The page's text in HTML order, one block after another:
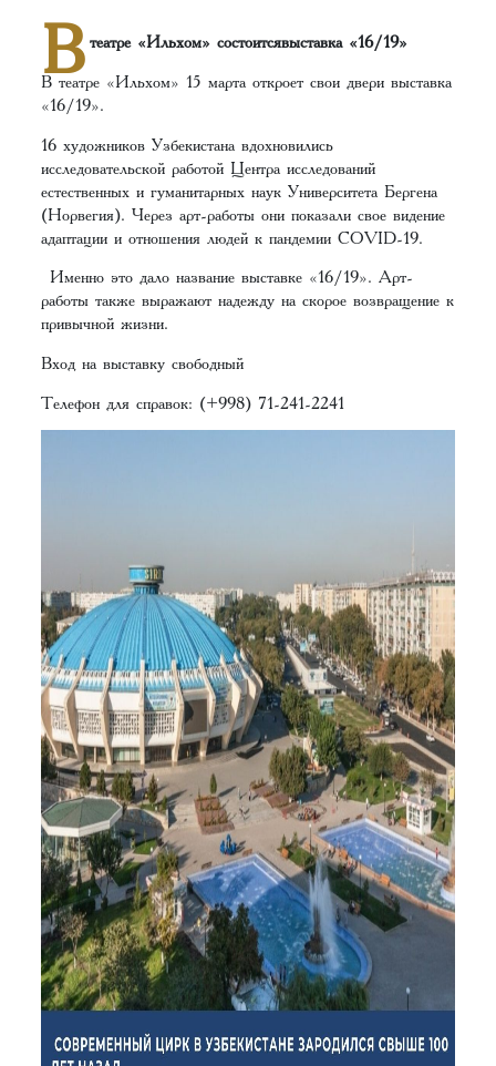
В театре «Ильхом» состоитсявыставка «16/19»
В театре «Ильхом» 15 марта откроет свои двери выставка
«16/19».
16 художников Узбекистана вдохновились
исследовательской работой Центра исследований
естественных и гуманитарных наук Университета Бергена
(Норвегия). Через арт-работы они показали свое видение
адаптации и отношения людей к пандемии COVID-19.
Именно это дало название выставке «16/19». Арт-
работы также выражают надежду на скорое возвращение к
привычной жизни.
Вход на выставку свободный
Телефон для справок: (+998) 71-241-2241